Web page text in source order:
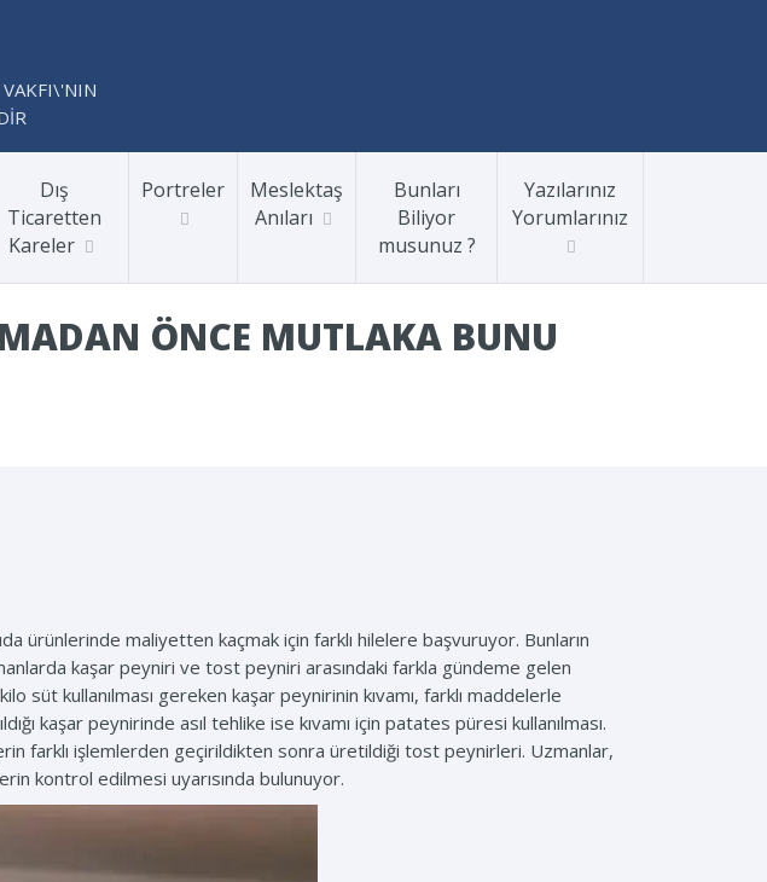
Dış
Ticaretten
Kareler
Portreler
Meslektaş
Anıları
Bunları
Biliyor
musunuz ?
Yazılarınız
Yorumlarınız
ÖNCE MUTLAKA BUNU
ürünlerinde maliyetten kaçmak için farklı hilelere başvuruyor. Bunların
kaşar peyniri ve tost peyniri arasındaki farkla gündeme gelen
süt kullanılması gereken kaşar peynirinin kıvamı, farklı maddelerle
kaşar peynirinde asıl tehlike ise kıvamı için patates püresi kullanılması.
farklı işlemlerden geçirildikten sonra üretildiği tost peynirleri. Uzmanlar,
kontrol edilmesi uyarısında bulunuyor.